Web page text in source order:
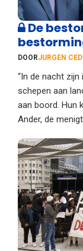
De
DOORJURGEN
“In de nacht
schepen aan
aan boord. Hun
Ander, de